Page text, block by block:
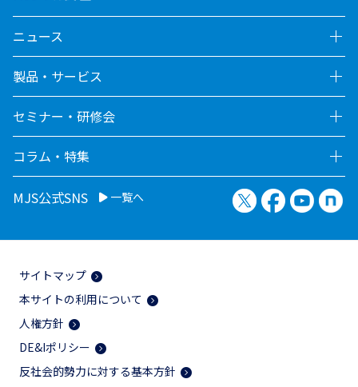
ニュース
製品・サービス
セミナー・研修会
コラム・特集
MJS公式SNS 一覧へ X（旧Twitter）
Facebook
サイトマップ
本サイトの利用について
人権方針
DE&Iポリシー
反社会的勢力に対する基本方針